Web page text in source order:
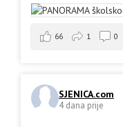
66 1 0
SJENICA.com
4 dana prije